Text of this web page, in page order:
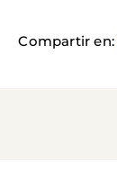
Compartir en